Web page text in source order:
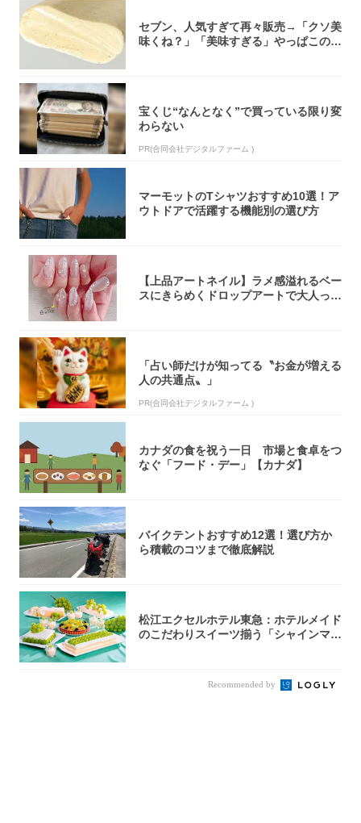
セブン、人気すぎて再々販売→「クソ美
味くね？」「美味すぎる」やっぱこのク
宝くじ“なんとなく”で買っている限り変
わらない
PR(合同会社デジタルファーム )
マーモットのTシャツおすすめ10選！ア
ウトドアで活躍する機能別の選び方
【上品アートネイル】ラメ感溢れるベー
スにきらめくドロップアートで大人っぽ
「占い師だけが知ってる〝お金が増える
人の共通点〟」
PR(合同会社デジタルファーム )
カナダの食を祝う一日 市場と食卓をつ
なぐ「フード・デー」【カナダ】
バイクテントおすすめ12選！選び方か
ら積載のコツまで徹底解説
松江エクセルホテル東急：ホテルメイド
のこだわりスイーツ揃う「シャインマス
Recommended by